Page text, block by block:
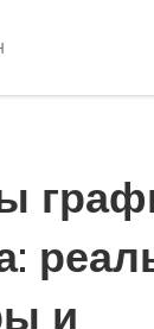
и